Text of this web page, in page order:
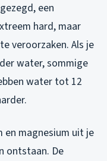
een
hard, maar
veroorzaken. Als je
water, sommige
water tot 12
en magnesium uit je
ontstaan. De